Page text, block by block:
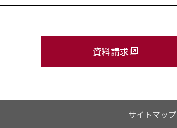
資料請求
サイトマップ